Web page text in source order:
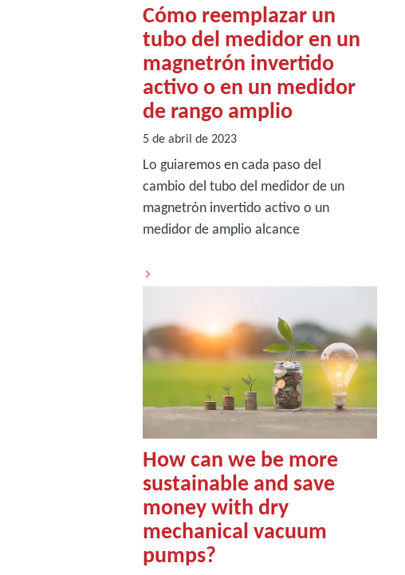
Cómo reemplazar un
tubo del medidor en un
magnetrón invertido
activo o en un medidor
de rango amplio
5 de abril de 2023
Lo guiaremos en cada paso del
cambio del tubo del medidor de un
magnetrón invertido activo o un
medidor de amplio alcance
How can we be more
sustainable and save
money with dry
mechanical vacuum
pumps?